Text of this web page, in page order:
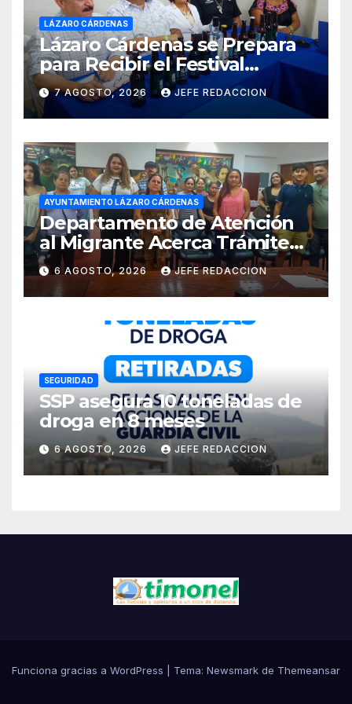
LÁZARO CÁRDENAS
Lázaro Cárdenas se Prepara
para Recibir el Festival
Internacional de la Cerveza
Costa de Michoacán 2026
7 AGOSTO, 2026 JEFE REDACCION
AYUNTAMIENTO LÁZARO CÁRDENAS
Departamento de Atención
al Migrante Acerca Trámite
de Pasaportes
Estadounidenses a
Residentes de Lázaro
Cárdenas
6 AGOSTO, 2026 JEFE REDACCION
SEGURIDAD
SSP asegura 10 toneladas de
droga en 8 meses
6 AGOSTO, 2026 JEFE REDACCION
Funciona gracias a WordPress Tema: Newsmark de Themeansar